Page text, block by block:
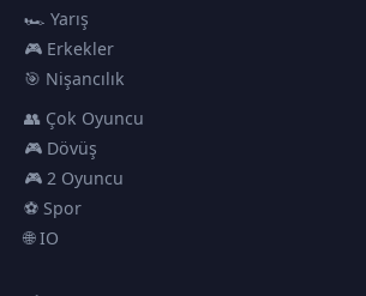
🏎️ Yarış
🎮 Erkekler
🎯 Nişancılık
👥 Çok Oyuncu
🎮 Dövüş
🎮 2 Oyuncu
⚽ Spor
🌐 IO